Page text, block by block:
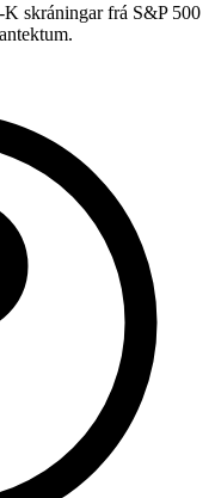
skráningar frá S&P 500